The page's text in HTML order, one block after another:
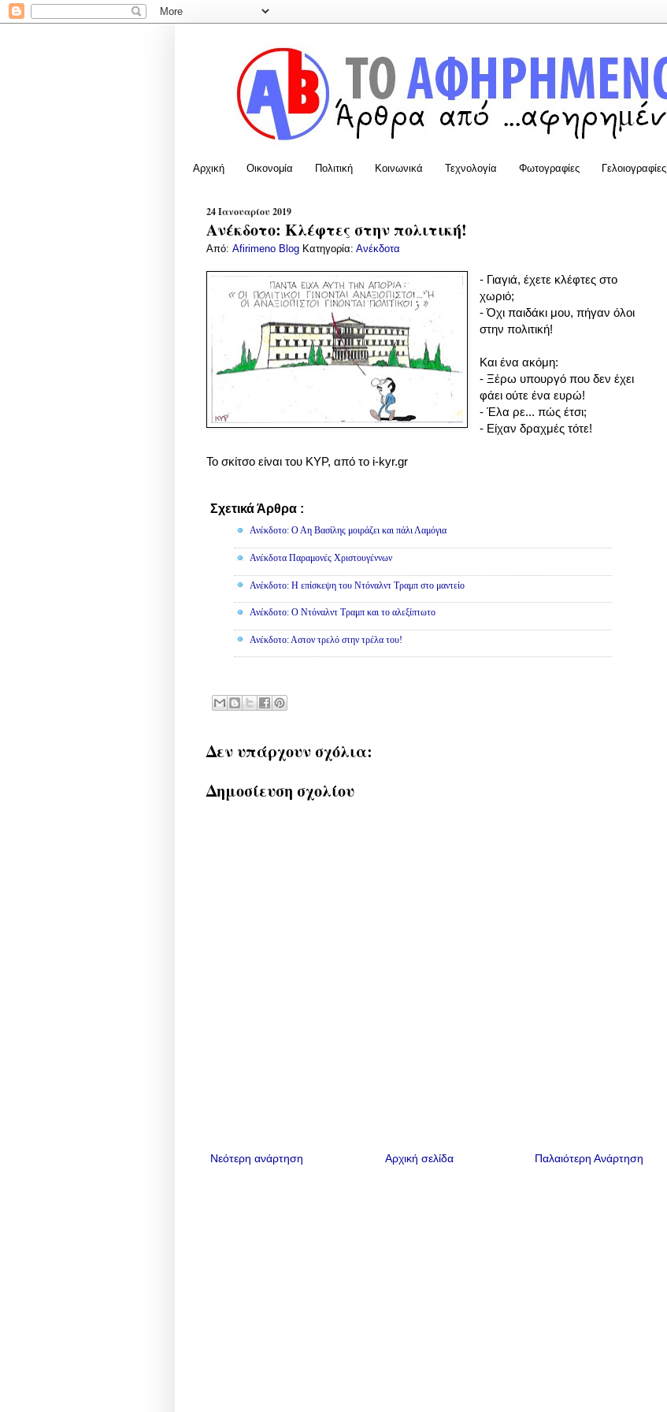
Αρχική Οικονομία Πολιτική Κοινωνικά Τεχνολογία Φωτογραφίες Γελοιογραφίες
24 Ιανουαρίου 2019
Ανέκδοτο: Κλέφτες στην πολιτική!
Από: Afirimeno Blog Κατηγορία: Ανέκδοτα
- Γιαγιά, έχετε κλέφτες στο
χωριό;
- Όχι παιδάκι μου, πήγαν όλοι
στην πολιτική!
Και ένα ακόμη:
- Ξέρω υπουργό που δεν έχει
φάει ούτε ένα ευρώ!
- Έλα ρε... πώς έτσι;
- Είχαν δραχμές τότε!
To σκίτσο είναι του ΚΥΡ, από το i-kyr.gr
Σχετικά Άρθρα :
Ανέκδοτο: Ο Αη Βασίλης μοιράζει και πάλι Λαμόγια
Ανέκδοτα Παραμονές Χριστουγέννων
Ανέκδοτο: Η επίσκεψη του Ντόναλντ Τραμπ στο μαντείο
Ανέκδοτο: Ο Ντόναλντ Τραμπ και το αλεξίπτωτο
Ανέκδοτο: Αστον τρελό στην τρέλα του!
Δεν υπάρχουν σχόλια:
Δημοσίευση σχολίου
Νεότερη ανάρτηση Παλαιότερη Ανάρτηση
Αρχική σελίδα